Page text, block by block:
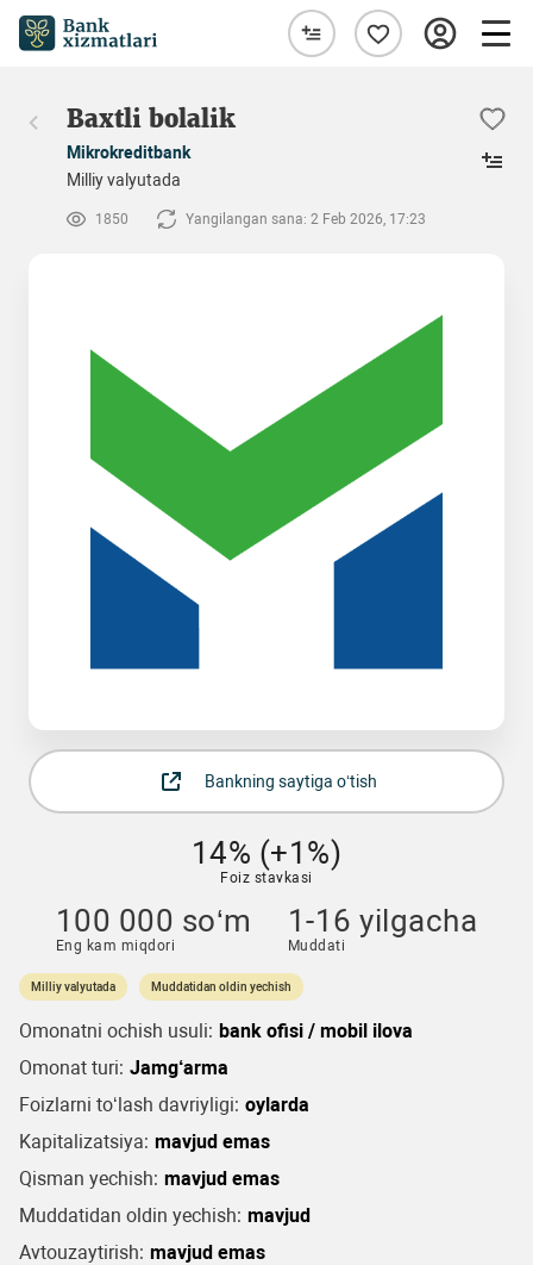
Baxtli bolalik
Mikrokreditbank
Milliy valyutada
1850 Yangilangan sana: 2 Feb 2026, 17:23
Bankning saytiga o‘tish
14% (+1%)
Foiz stavkasi
100 000 so‘m
Eng kam miqdori
1-16 yilgacha
Muddati
Milliy valyutada Muddatidan oldin yechish
Omonatni ochish usuli: bank ofisi / mobil ilova
Omonat turi: Jamg‘arma
Foizlarni to‘lash davriyligi: oylarda
Kapitalizatsiya: mavjud emas
Qisman yechish: mavjud emas
Muddatidan oldin yechish: mavjud
Avtouzaytirish: mavjud emas